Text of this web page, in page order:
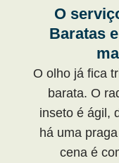
O
Baratas
O olho já fica
barata. O
inseto é ágil,
há uma
cena é